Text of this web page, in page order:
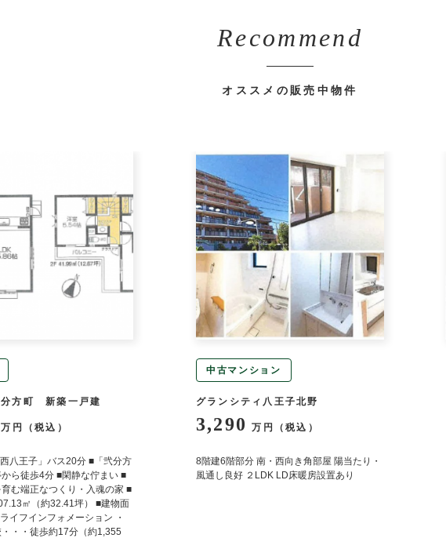
Recommend
オススメの販売中物件
分方町 新築一戸建
万円（税込）
八王子」バス20分 ■「弐分方
ら徒歩4分 ■閑静な佇まい ■
む端正なつくり・入魂の家 ■
㎡（約32.41坪） ■建物面
イフインフォメーション ・
・・徒歩約17分（約1,355
中古マンション
グランシティ八王子北野
3,290 万円（税込）
8階建6階部分 南・西向き角部屋 陽当たり・
風通し良好 ２LDK LD床暖房設置あり